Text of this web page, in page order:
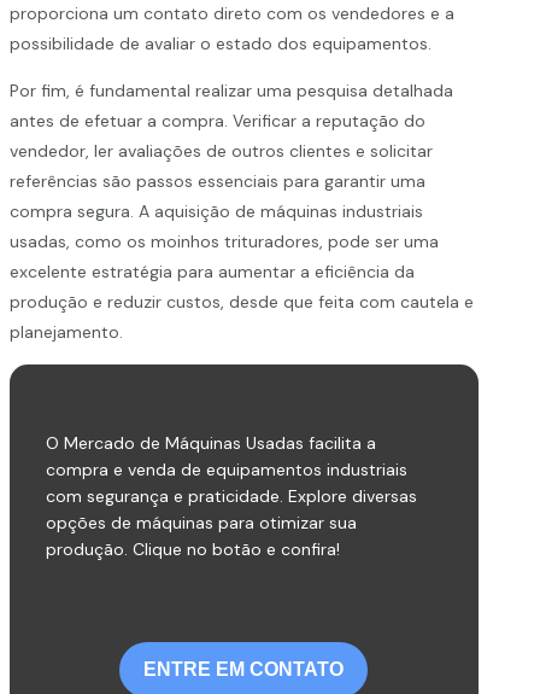
proporciona um contato direto com os vendedores e a
possibilidade de avaliar o estado dos equipamentos.
Por fim, é fundamental realizar uma pesquisa detalhada
antes de efetuar a compra. Verificar a reputação do
vendedor, ler avaliações de outros clientes e solicitar
referências são passos essenciais para garantir uma
compra segura. A aquisição de máquinas industriais
usadas, como os moinhos trituradores, pode ser uma
excelente estratégia para aumentar a eficiência da
produção e reduzir custos, desde que feita com cautela e
planejamento.
O Mercado de Máquinas Usadas facilita a
compra e venda de equipamentos industriais
com segurança e praticidade. Explore diversas
opções de máquinas para otimizar sua
produção. Clique no botão e confira!
ENTRE EM CONTATO